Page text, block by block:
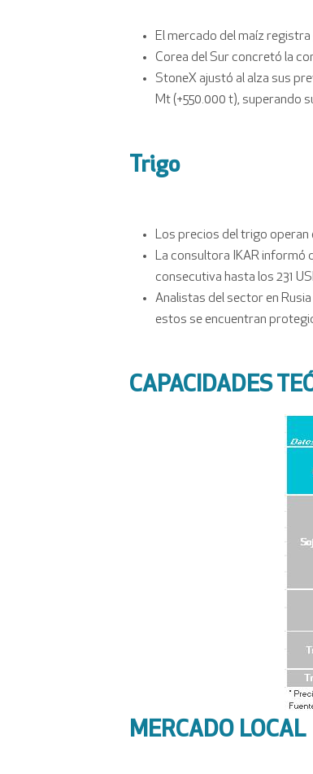
El mercado del maíz
Corea del Sur concretó la
StoneX ajustó al alza sus
Mt (+550.000 t), superando
Trigo
Los precios del trigo operan
La consultora IKAR informó
consecutiva hasta los 231
Analistas del sector en
estos se encuentran
CAPACIDADES
MERCADO LOCAL